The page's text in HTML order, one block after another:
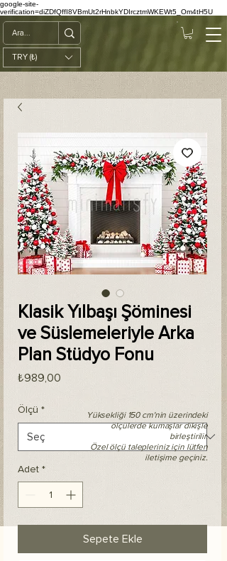
google-site-
verification=diZDfQffI8VBmUt2rHnbkYDIrcztmWKEWt5_Om4tH5U
TRY (₺)
Klasik Yılbaşı Şöminesi
ve Süslemeleriyle Arka
Plan Stüdyo Fonu
₺989,00
Ölçü *
Adet *
Sepete Ekle
Yüksekliği 150 cm'nin üzerindeki
ölçülerde kumaşlar dikişle
birleştirilir.
Özel ölçü talepleriniz için lütfen
iletişime geçiniz.